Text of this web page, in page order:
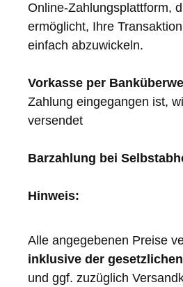
Online-Zahlungsplattform,
ermöglicht, Ihre
einfach abzuwickeln.
Vorkasse per
Zahlung eingegangen ist,
versendet
Barzahlung bei
Hinweis:
Alle angegebenen Preise
inklusive der
und ggf. zuzüglich